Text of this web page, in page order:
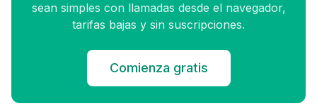
sean simples con llamadas desde el navegador,
tarifas bajas y sin suscripciones.
Comienza gratis